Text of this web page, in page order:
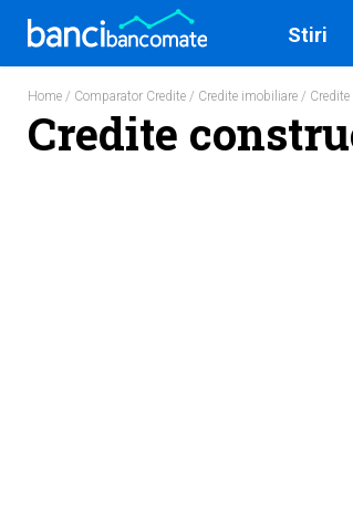
Stiri
Home / Comparator Credite / Credite imobiliare /
Credite